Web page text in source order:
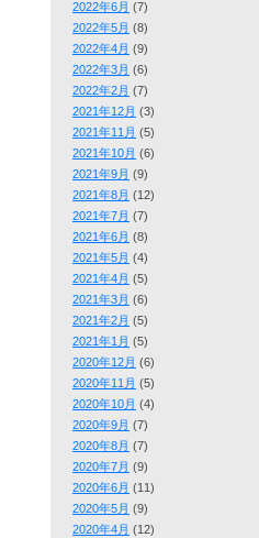
2022年6月 (7)
2022年5月 (8)
2022年4月 (9)
2022年3月 (6)
2022年2月 (7)
2021年12月 (3)
2021年11月 (5)
2021年10月 (6)
2021年9月 (9)
2021年8月 (12)
2021年7月 (7)
2021年6月 (8)
2021年5月 (4)
2021年4月 (5)
2021年3月 (6)
2021年2月 (5)
2021年1月 (5)
2020年12月 (6)
2020年11月 (5)
2020年10月 (4)
2020年9月 (7)
2020年8月 (7)
2020年7月 (9)
2020年6月 (11)
2020年5月 (9)
2020年4月 (12)